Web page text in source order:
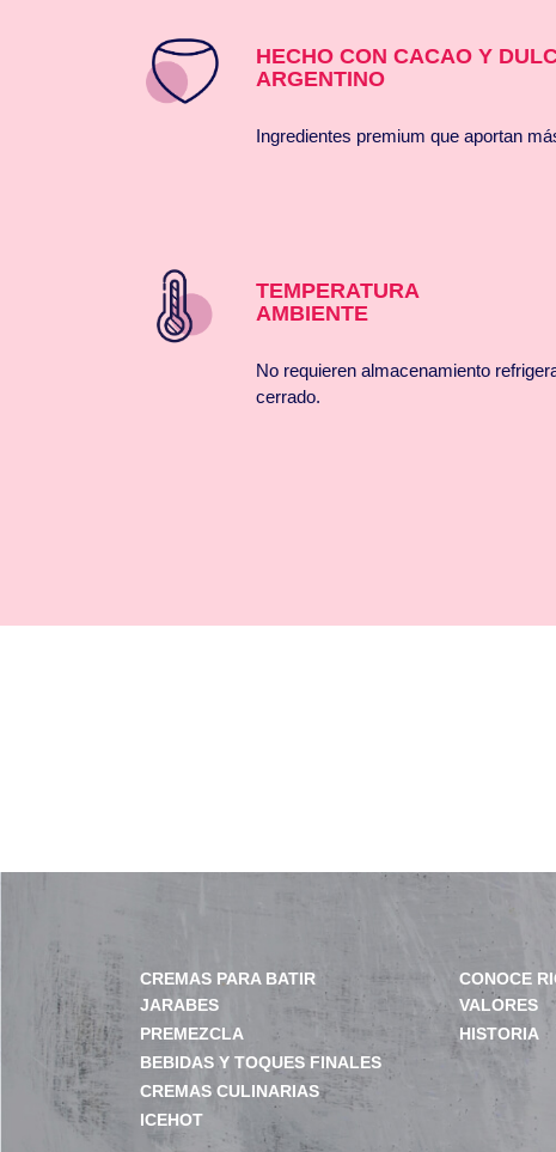
HECHO CON CACAO Y
ARGENTINO
Ingredientes premium que aportan
TEMPERATURA
AMBIENTE
No requieren almacenamiento
cerrado.
CREMAS PARA BATIR
JARABES
PREMEZCLA
BEBIDAS Y TOQUES FINALES
CREMAS CULINARIAS
ICEHOT
CONOCE
VALORES
HISTORIA